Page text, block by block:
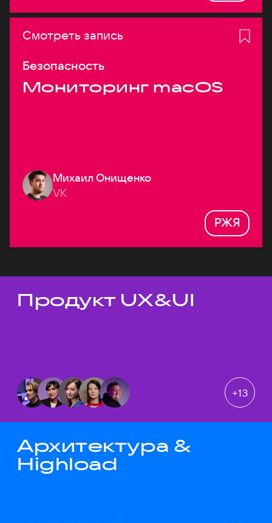
Смотреть запись
Безопасность
Мониторинг macOS
Михаил Онищенко
VK
РЖЯ
Темы докладов
Продукт UX&UI
+13
Архитектура &
Highload